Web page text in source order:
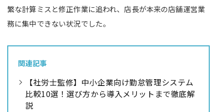
繁な計算ミスと修正作業に追われ、店長が本来の店舗運営業
務に集中できない状況でした。
関連記事
【社労士監修】中小企業向け勤怠管理システム
比較10選！選び方から導入メリットまで徹底解
説